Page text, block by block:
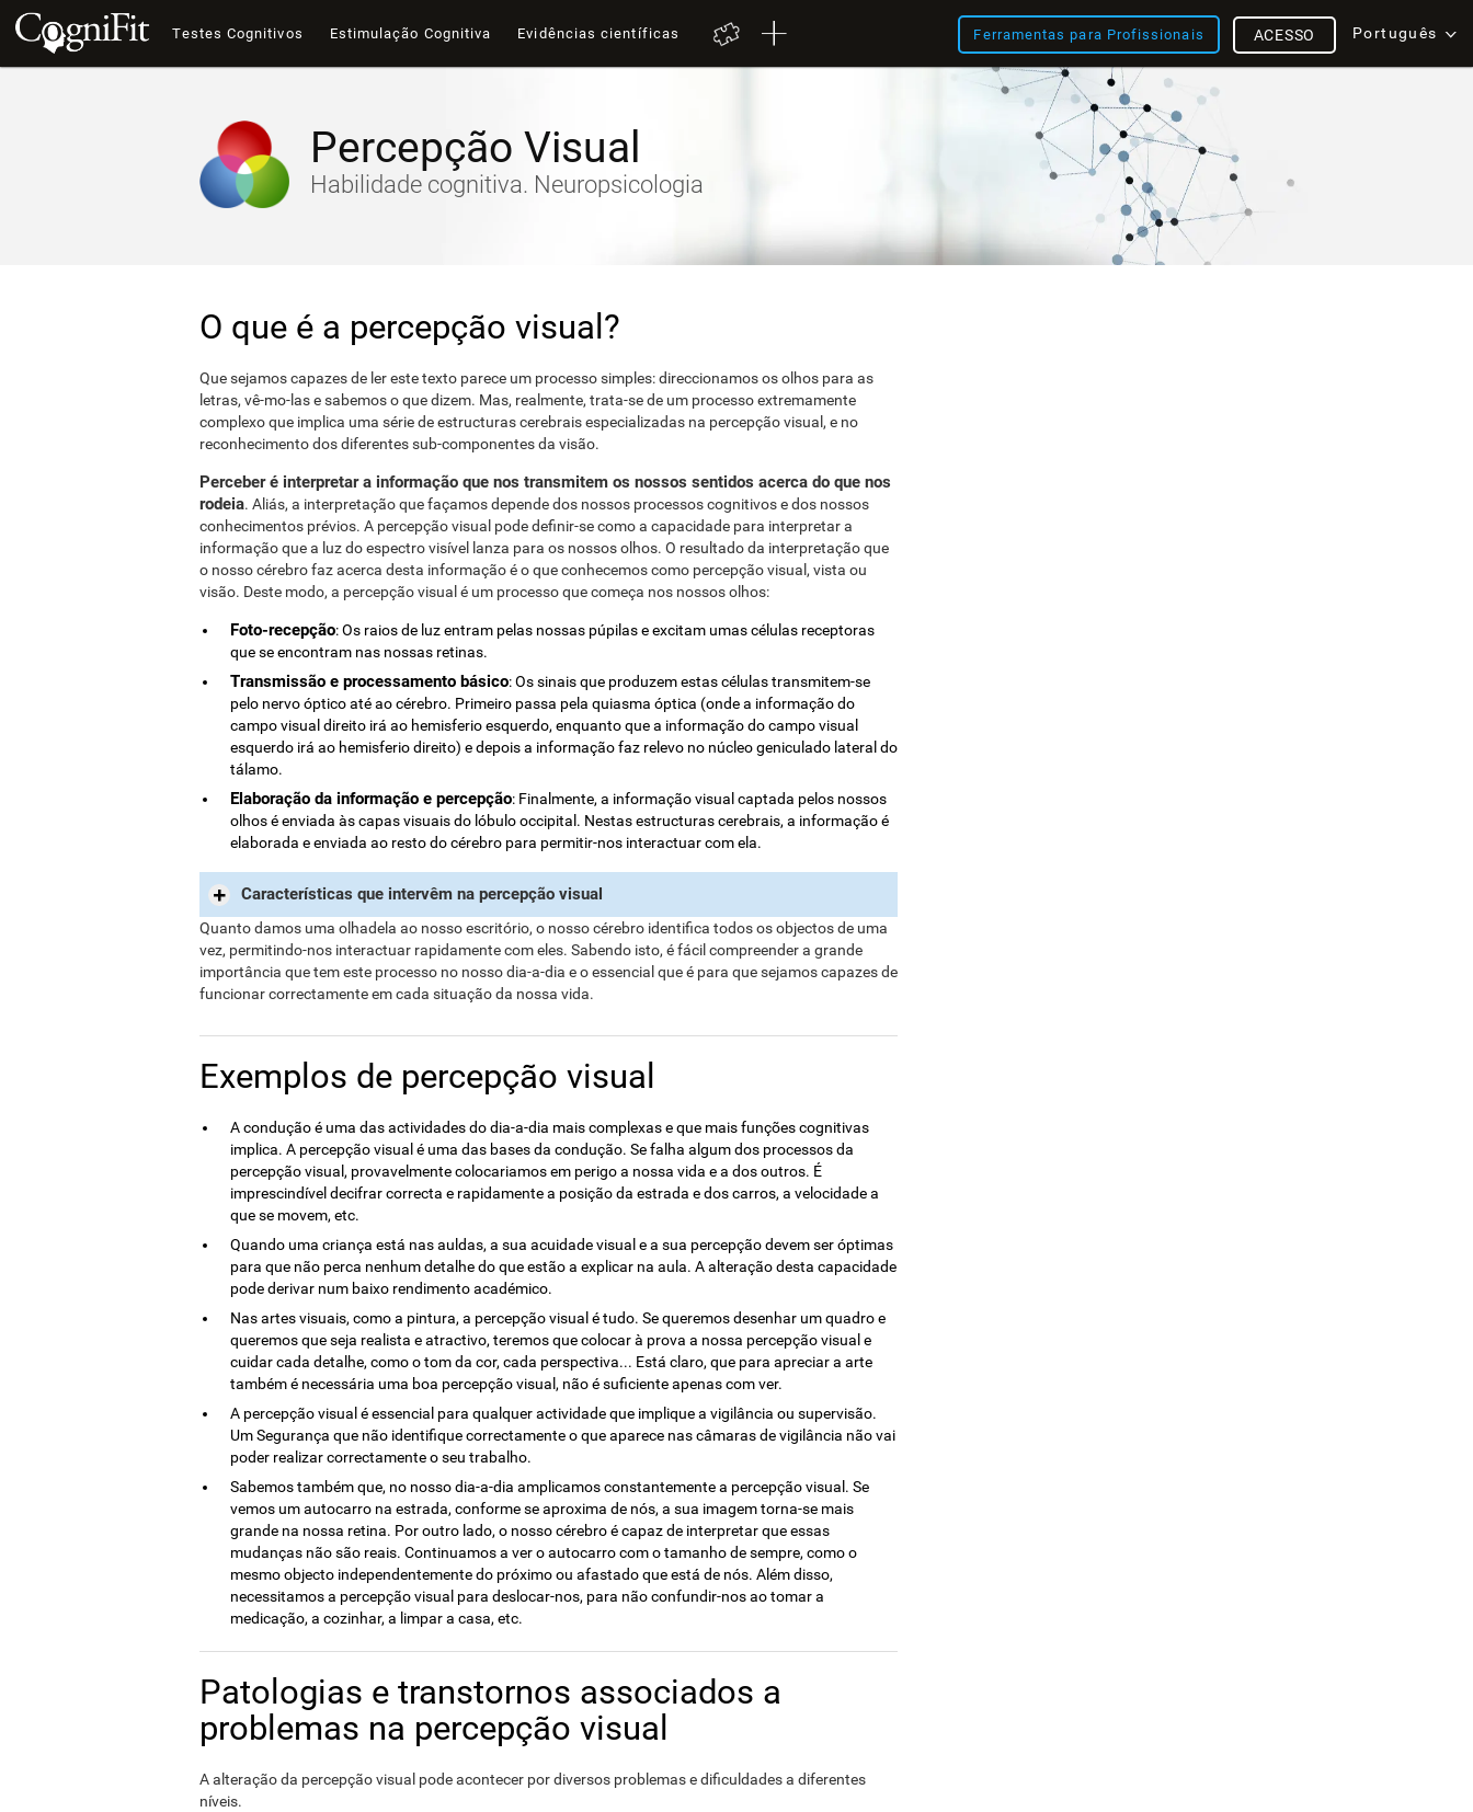
Testes Cognitivos Estimulação Cognitiva Evidências científicas Ferramentas para Profissionais Português
ACESSO
Percepção Visual
Habilidade cognitiva. Neuropsicologia
O que é a percepção visual?
Que sejamos capazes de ler este texto parece um processo simples: direccionamos os olhos para as
letras, vê-mo-las e sabemos o que dizem. Mas, realmente, trata-se de um processo extremamente
complexo que implica uma série de estructuras cerebrais especializadas na percepção visual, e no
reconhecimento dos diferentes sub-componentes da visão.
Perceber é interpretar a informação que nos transmitem os nossos sentidos acerca do que nos
rodeia. Aliás, a interpretação que façamos depende dos nossos processos cognitivos e dos nossos
conhecimentos prévios. A percepção visual pode definir-se como a capacidade para interpretar a
informação que a luz do espectro visível lanza para os nossos olhos. O resultado da interpretação que
o nosso cérebro faz acerca desta informação é o que conhecemos como percepção visual, vista ou
visão. Deste modo, a percepção visual é um processo que começa nos nossos olhos:
Foto-recepção: Os raios de luz entram pelas nossas púpilas e excitam umas células receptoras
que se encontram nas nossas retinas.
Transmissão e processamento básico: Os sinais que produzem estas células transmitem-se
pelo nervo óptico até ao cérebro. Primeiro passa pela quiasma óptica (onde a informação do
campo visual direito irá ao hemisferio esquerdo, enquanto que a informação do campo visual
esquerdo irá ao hemisferio direito) e depois a informação faz relevo no núcleo geniculado lateral do
tálamo.
Elaboração da informação e percepção: Finalmente, a informação visual captada pelos nossos
olhos é enviada às capas visuais do lóbulo occipital. Nestas estructuras cerebrais, a informação é
elaborada e enviada ao resto do cérebro para permitir-nos interactuar com ela.
Características que intervêm na percepção visual
Quanto damos uma olhadela ao nosso escritório, o nosso cérebro identifica todos os objectos de uma
vez, permitindo-nos interactuar rapidamente com eles. Sabendo isto, é fácil compreender a grande
importância que tem este processo no nosso dia-a-dia e o essencial que é para que sejamos capazes de
funcionar correctamente em cada situação da nossa vida.
Exemplos de percepção visual
A condução é uma das actividades do dia-a-dia mais complexas e que mais funções cognitivas
implica. A percepção visual é uma das bases da condução. Se falha algum dos processos da
percepção visual, provavelmente colocariamos em perigo a nossa vida e a dos outros. É
imprescindível decifrar correcta e rapidamente a posição da estrada e dos carros, a velocidade a
que se movem, etc.
Quando uma criança está nas auldas, a sua acuidade visual e a sua percepção devem ser óptimas
para que não perca nenhum detalhe do que estão a explicar na aula. A alteração desta capacidade
pode derivar num baixo rendimento académico.
Nas artes visuais, como a pintura, a percepção visual é tudo. Se queremos desenhar um quadro e
queremos que seja realista e atractivo, teremos que colocar à prova a nossa percepção visual e
cuidar cada detalhe, como o tom da cor, cada perspectiva... Está claro, que para apreciar a arte
também é necessária uma boa percepção visual, não é suficiente apenas com ver.
A percepção visual é essencial para qualquer actividade que implique a vigilância ou supervisão.
Um Segurança que não identifique correctamente o que aparece nas câmaras de vigilância não vai
poder realizar correctamente o seu trabalho.
Sabemos também que, no nosso dia-a-dia amplicamos constantemente a percepção visual. Se
vemos um autocarro na estrada, conforme se aproxima de nós, a sua imagem torna-se mais
grande na nossa retina. Por outro lado, o nosso cérebro é capaz de interpretar que essas
mudanças não são reais. Continuamos a ver o autocarro com o tamanho de sempre, como o
mesmo objecto independentemente do próximo ou afastado que está de nós. Além disso,
necessitamos a percepção visual para deslocar-nos, para não confundir-nos ao tomar a
medicação, a cozinhar, a limpar a casa, etc.
Patologias e transtornos associados a
problemas na percepção visual
A alteração da percepção visual pode acontecer por diversos problemas e dificuldades a diferentes
níveis.